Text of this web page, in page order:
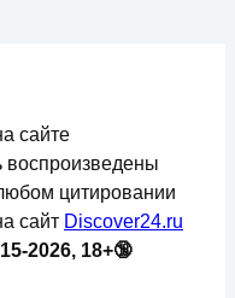
сайте
воспроизведены
цитировании
сайт Discover24.ru
2026, 18+🔞